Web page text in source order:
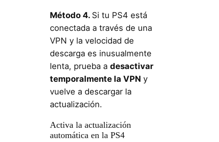
Método 4. Si tu PS4 está
conectada a través de una
VPN y la velocidad de
descarga es inusualmente
lenta, prueba a desactivar
temporalmente la VPNy
vuelve a descargar la
actualización.
Activa la actualización
automática en la PS4